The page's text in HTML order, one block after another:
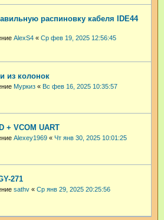
распиновку кабеля IDE44
AlexS4 « Ср фев 19, 2025 12:56:45
из колонок
Муркиз « Вс фев 16, 2025 10:35:57
+ VCOM UART
Alexey1969 « Чт янв 30, 2025 10:01:25
271
sathv « Ср янв 29, 2025 20:25:56